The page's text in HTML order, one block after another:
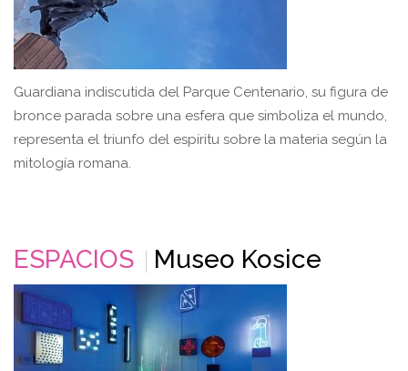
Guardiana indiscutida del Parque Centenario, su figura de
bronce parada sobre una esfera que simboliza el mundo,
representa el triunfo del espíritu sobre la materia según la
mitología romana.
ESPACIOS Museo Kosice